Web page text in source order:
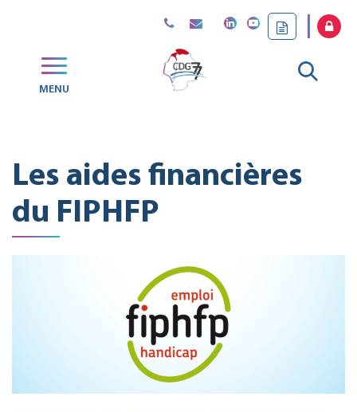
MENU
Aller
Les aides financières
du FIPHFP